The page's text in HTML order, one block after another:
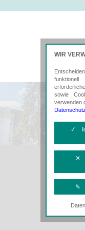
WIR
sowie
verwenden
✓
✕
✎